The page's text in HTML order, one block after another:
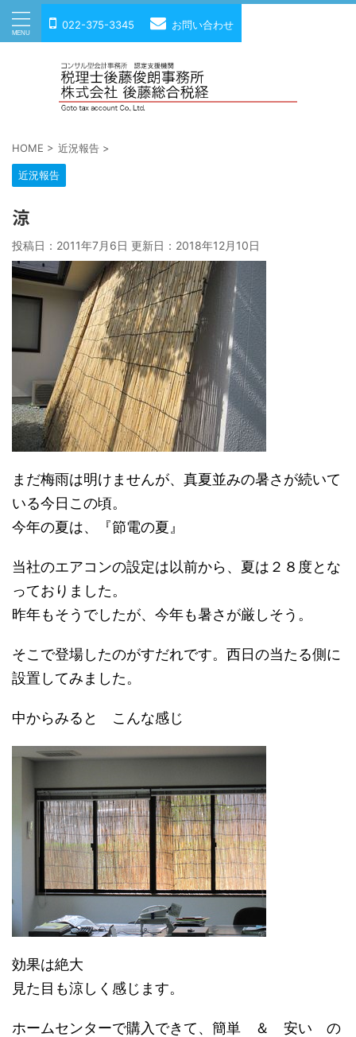
022-375-3345 お問い合わせ
HOME > 近況報告 >
近況報告
涼
投稿日：2011年7月6日 更新日： 2018年12月10日
まだ梅雨は明けませんが、真夏並みの暑さが続いて
いる今日この頃。
今年の夏は、『節電の夏』
当社のエアコンの設定は以前から、夏は２８度とな
っておりました。
昨年もそうでしたが、今年も暑さが厳しそう。
そこで登場したのがすだれです。西日の当たる側に
設置してみました。
中からみると こんな感じ
効果は絶大
見た目も涼しく感じます。
ホームセンターで購入できて、簡単 ＆ 安い の